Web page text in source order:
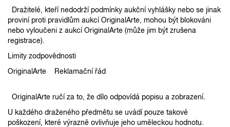
Dražitelé, kteří nedodrží podmínky aukční vyhlášky nebo se jinak
proviní proti pravidlům aukcí OriginalArte, mohou být blokováni
nebo vyloučeni z aukcí OriginalArte (může jim být zrušena
registrace).
Limity zodpovědnosti
OriginalArte Reklamační řád
OriginalArte ručí za to, že dílo odpovídá popisu a zobrazení.
U každého draženého předmětu se uvádí pouze takové
poškození, které výrazně ovlivňuje jeho uměleckou hodnotu.